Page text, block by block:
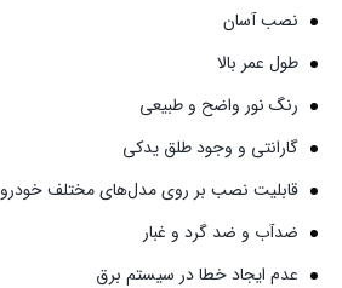
نصب آسان
طول عمر بالا
رنگ نور واضح و طبیعی
گارانتی و وجود طلق یدکی
قابلیت نصب بر روی مدل‌های مختلف خودرو
ضدآب و ضد گرد و غبار
عدم ایجاد خطا در سیستم برق